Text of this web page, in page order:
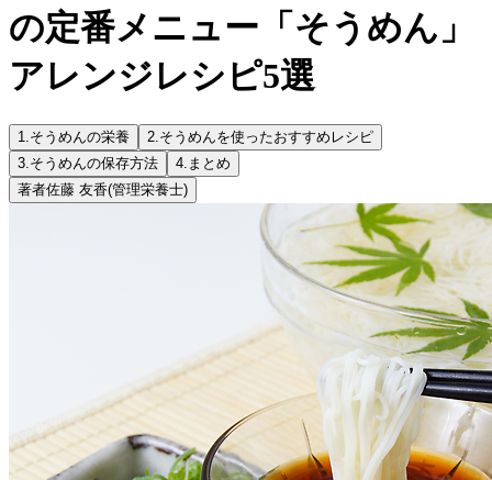
の定番メニュー「そうめん」
アレンジレシピ5選
1.そうめんの栄養 2.そうめんを使ったおすすめレシピ
3.そうめんの保存方法 4. まとめ
著者佐藤 友香(管理栄養士)